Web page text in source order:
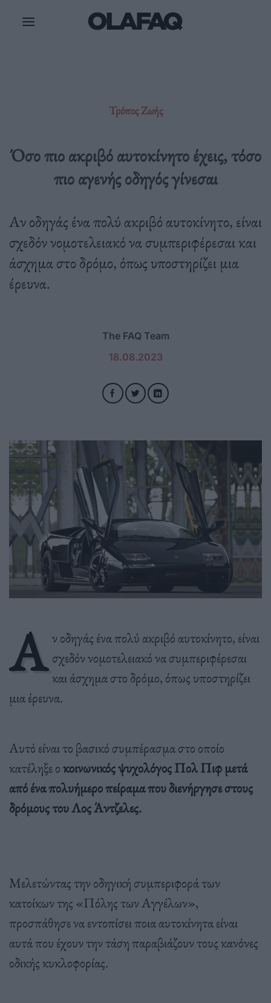
Τρόπος Ζωής
Όσο πιο ακριβό αυτοκίνητο έχεις, τόσο
πιο αγενής οδηγός γίνεσαι
Αν οδηγάς ένα πολύ ακριβό αυτοκίνητο, είναι
σχεδόν νομοτελειακό να συμπεριφέρεσαι και
άσχημα στο δρόμο, όπως υποστηρίζει μια
έρευνα.
The FAQ Team
18.08.2023
Α ν οδηγάς ένα πολύ ακριβό αυτοκίνητο, είναι
σχεδόν νομοτελειακό να συμπεριφέρεσαι
και άσχημα στο δρόμο, όπως υποστηρίζει
μια έρευνα.
Αυτό είναι το βασικό συμπέρασμα στο οποίο
κατέληξε οκοινωνικός ψυχολόγος Πολ Πιφ μετά
από ένα πολυήμερο πείραμα που διενήργησε στους
δρόμους του Λος Άντζελες.
Μελετώντας την οδηγική συμπεριφορά των
κατοίκων της «Πόλης των Αγγέλων»,
προσπάθησε να εντοπίσει ποια αυτοκίνητα είναι
αυτά που έχουν την τάση παραβιάζουν τους κανόνες
οδικής κυκλοφορίας.